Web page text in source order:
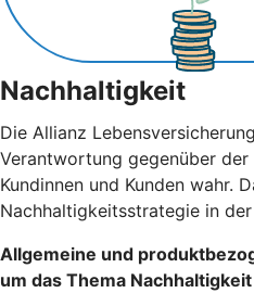
Nachhaltigkeit
Die Allianz
Verantwortung gegenüber
Kundinnen und Kunden wahr.
Nachhaltigkeitsstrategie in
Allgemeine und
um das Thema